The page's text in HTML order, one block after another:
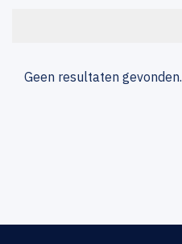
Geen resultaten gevonden.